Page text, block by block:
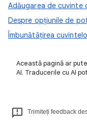
Adăugarea de cuvinte
Despre opțiunile de
Îmbunătățirea
Această pagină ar
AI. Traducerile cu AI
Trimiteți feedback